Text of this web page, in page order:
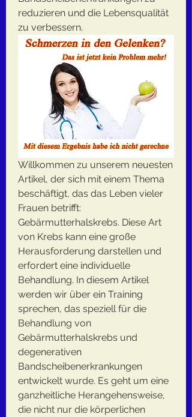
reduzieren und die Lebensqualität
zu verbessern.
Willkommen zu unserem neuesten
Artikel, der sich mit einem Thema
beschäftigt, das das Leben vieler
Frauen betrifft:
Gebärmutterhalskrebs. Diese Art
von Krebs kann eine große
Herausforderung darstellen und
erfordert eine individuelle
Behandlung. In diesem Artikel
werden wir über ein Training
sprechen, das speziell für die
Behandlung von
Gebärmutterhalskrebs und
degenerativen
Bandscheibenerkrankungen
entwickelt wurde. Es geht um eine
ganzheitliche Herangehensweise,
die nicht nur die körperlichen